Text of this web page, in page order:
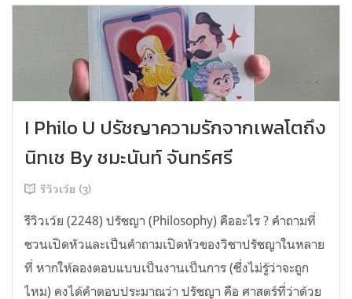
I Philo U ปรัชญาความรักจากเพลโตถึง
นิทเช By ชมะนันท์ จันทร์ศรี
รีวิวเว้ย (3)
รีวิวเว้ย (2248) ปรัชญา (Philosophy) คืออะไร ? คำถามที่
ชวนเปิดหัวและเป็นคำถามเปิดหัวของวิชาปรัชญาในหลาย
ที่ หากให้ลองตอบแบบเป็นงานเป็นการ (ซึ่งไม่รู้ว่าจะถูก
ไหม) คงได้คำตอบประมาณว่า ปรัชญา คือ ศาสตร์ที่ว่าด้วย